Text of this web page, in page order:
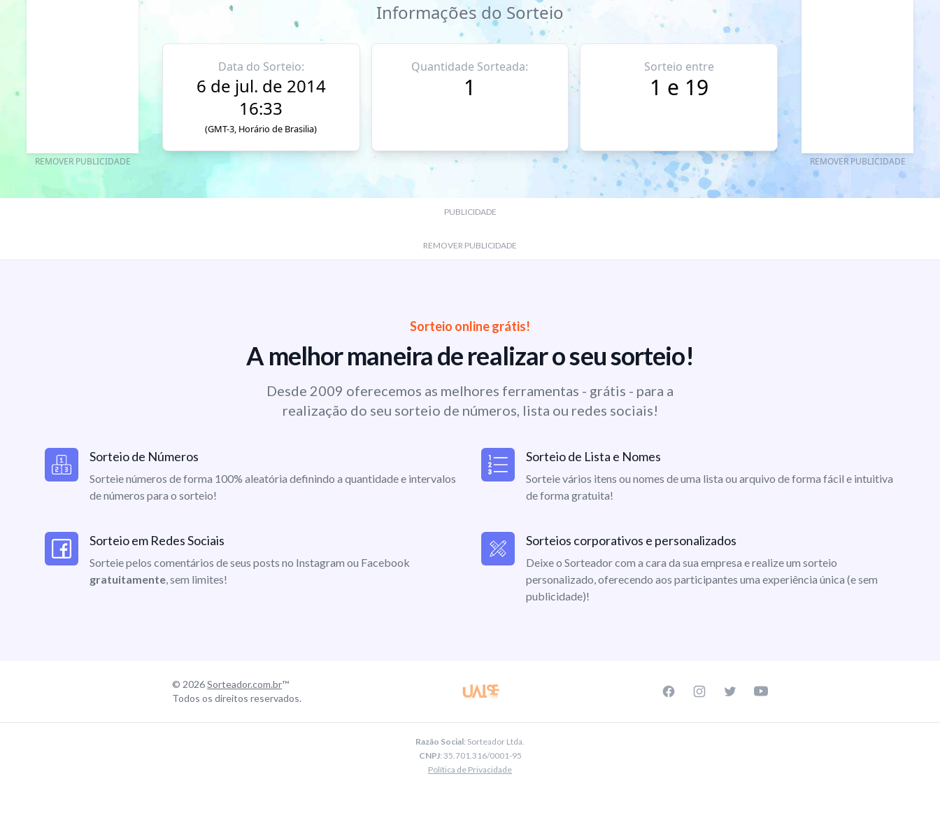
REMOVER PUBLICIDADE
Informações do Sorteio
Data do Sorteio:
6 de jul. de 2014
16:33
(GMT-3, Horário de Brasilia)
Quantidade Sorteada:
1
Sorteio entre
1 e 19
REMOVER PUBLICIDADE
PUBLICIDADE
REMOVER PUBLICIDADE
Sorteio online grátis!
A melhor maneira de realizar o seu sorteio!
Desde 2009 oferecemos as melhores ferramentas - grátis - para a
realização do seu sorteio de números, lista ou redes sociais!
Sorteio de Números
Sorteie números de forma 100% aleatória definindo a quantidade e intervalos
de números para o sorteio!
Sorteio de Lista e Nomes
Sorteie vários itens ou nomes de uma lista ou arquivo de forma fácil e intuitiva
de forma gratuita!
Sorteio em Redes Sociais
Sorteie pelos comentários de seus posts no Instagram ou Facebook
gratuitamente, sem limites!
Sorteios corporativos e personalizados
Deixe o Sorteador com a cara da sua empresa e realize um sorteio
personalizado, oferecendo aos participantes uma experiência única (e sem
publicidade)!
© 2026Sorteador.com.br™
Todos os direitos reservados.
Razão Social: Sorteador Ltda.
CNPJ: 35.701.316/0001-95
Política de Privacidade